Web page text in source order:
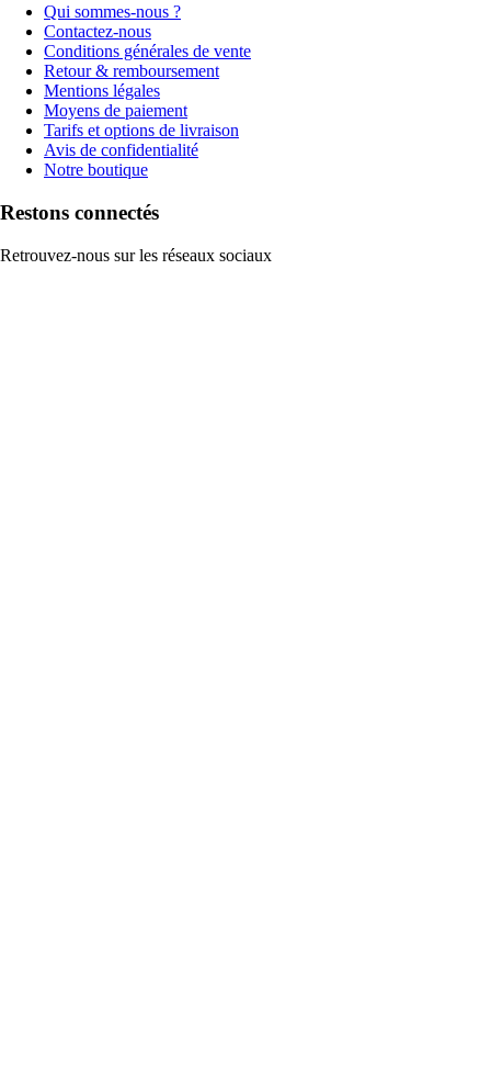
Qui sommes-nous ?
Contactez-nous
Conditions générales de vente
Retour & remboursement
Mentions légales
Moyens de paiement
Tarifs et options de livraison
Avis de confidentialité
Notre boutique
Restons connectés
Retrouvez-nous sur les réseaux sociaux